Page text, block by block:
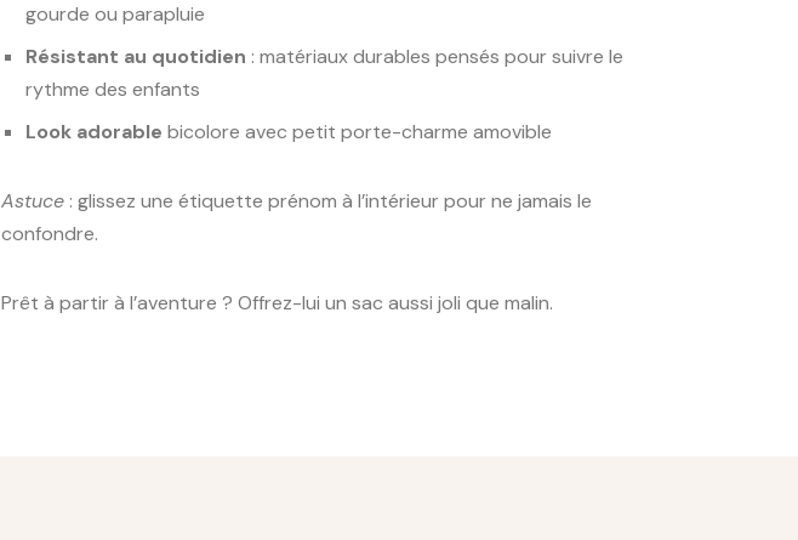
gourde ou parapluie
Résistant au quotidien : matériaux durables pensés pour suivre le
rythme des enfants
Look adorable bicolore avec petit porte-charme amovible
Astuce : glissez une étiquette prénom à l’intérieur pour ne jamais le
confondre.
Prêt à partir à l’aventure ? Offrez-lui un sac aussi joli que malin.